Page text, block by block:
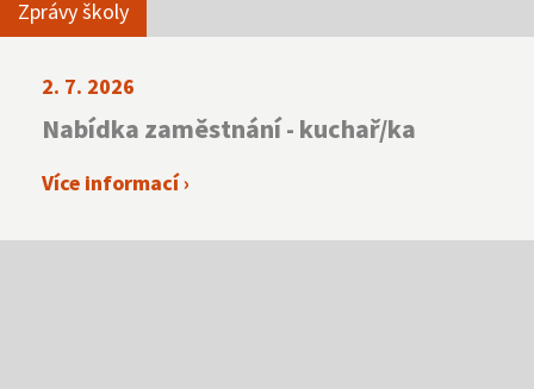
Zprávy školy
2. 7. 2026
Nabídka zaměstnání - kuchař/ka
Více informací ›